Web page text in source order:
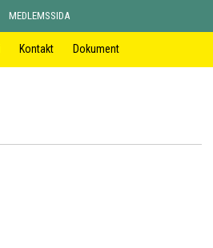
MEDLEMSSIDA
Kontakt Dokument